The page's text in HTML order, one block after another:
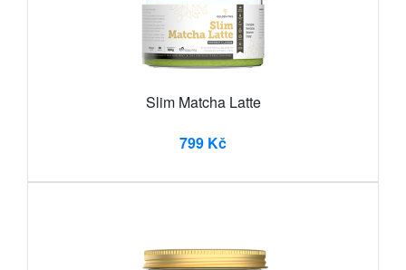
Slim Matcha Latte
799 Kč